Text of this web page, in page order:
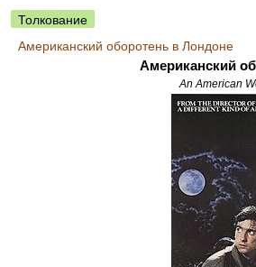
Толкование
Американский оборотень в Лондоне
Американский
An American